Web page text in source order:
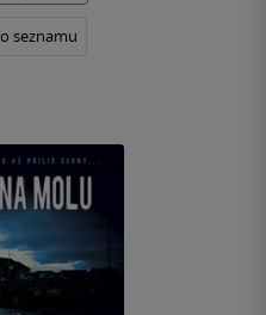
seznamu